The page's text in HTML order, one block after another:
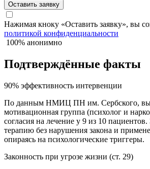
Оставить заявку
Нажимая кноку «Оставить заявку», вы
политикой конфиденциальности
100% анонимно
Подтверждённые факты
90% эффективность интервенции
По данным НМИЦ ПН им. Сербского,
мотивационная группа (психолог и
согласия на лечение у 9 из 10 пациентов.
терапию без нарушения закона и
опираясь на психологические триггеры.
Законность при угрозе жизни (ст. 29)